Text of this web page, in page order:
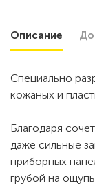
Описание
Специально
кожаных и
Благодаря
даже сильные
приборных
грубой на